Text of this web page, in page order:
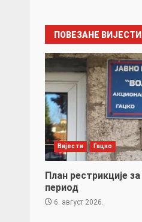
ПОВЕЗАНЕ ВИЈЕСТИ
Вијести Гацко
План рестрикције
период
6. август 2026.